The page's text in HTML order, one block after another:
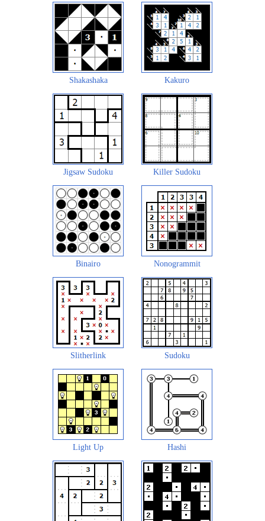
Shakashaka Kakuro
Jigsaw Sudoku Killer Sudoku
Binairo Nonogrammit
Slitherlink Sudoku
Light Up Hashi